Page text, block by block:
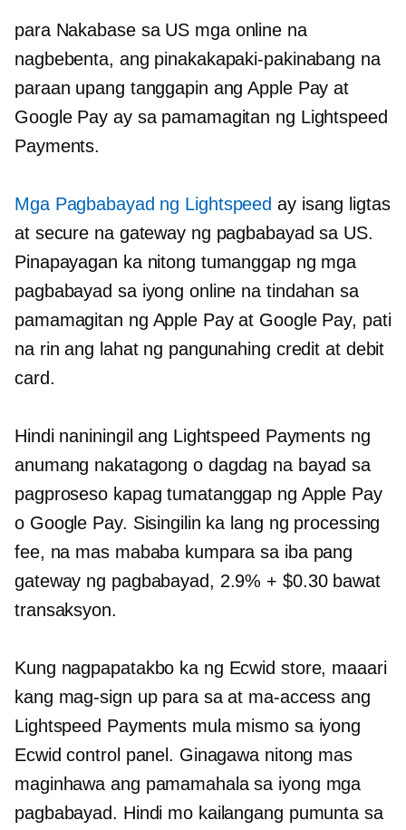
para Nakabase sa US mga online na
nagbebenta, ang pinakakapaki-pakinabang na
paraan upang tanggapin ang Apple Pay at
Google Pay ay sa pamamagitan ng Lightspeed
Payments.
Mga Pagbabayad ng Lightspeed ay isang ligtas
at secure na gateway ng pagbabayad sa US.
Pinapayagan ka nitong tumanggap ng mga
pagbabayad sa iyong online na tindahan sa
pamamagitan ng Apple Pay at Google Pay, pati
na rin ang lahat ng pangunahing credit at debit
card.
Hindi naniningil ang Lightspeed Payments ng
anumang nakatagong o dagdag na bayad sa
pagproseso kapag tumatanggap ng Apple Pay
o Google Pay. Sisingilin ka lang ng processing
fee, na mas mababa kumpara sa iba pang
gateway ng pagbabayad, 2.9% + $0.30 bawat
transaksyon.
Kung nagpapatakbo ka ng Ecwid store, maaari
kang mag-sign up para sa at ma-access ang
Lightspeed Payments mula mismo sa iyong
Ecwid control panel. Ginagawa nitong mas
maginhawa ang pamamahala sa iyong mga
pagbabayad. Hindi mo kailangang pumunta sa